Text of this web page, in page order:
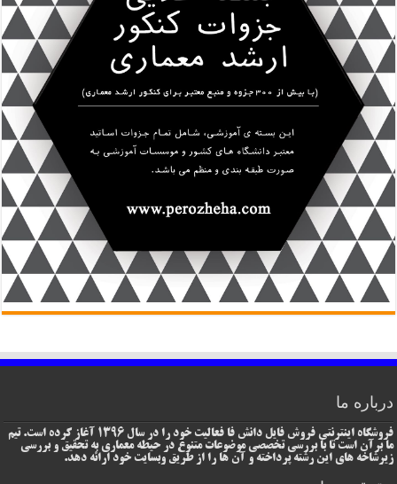
درباره ما
فروشگاه اینترنتی فروش فایل دانش فا فعالیت خود را در سال 1396 آغاز کرده است. تیم
ما برآن است تا با بررسی تخصصی موضوعات متنوع در حیطه معماری به تحقیق و بررسی
زیرشاخه های این رشته پرداخته و آن ها را از طریق وبسایت خود ارائه دهد.